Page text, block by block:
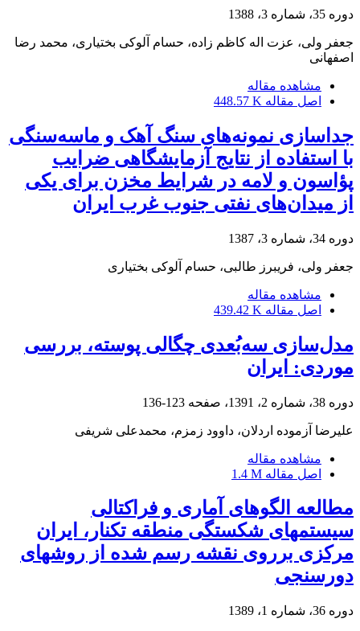
دوره 35، شماره 3، 1388
جعفر ولی، عزت اله کاظم زاده، حسام آلوکی بختیاری، محمد رضا
اصفهانی
مشاهده مقاله
اصل مقاله 448.57 K
جداسازی نمونه‌های سنگ آهک و ماسه‌سنگی
با استفاده از نتایج آزمایشگاهی ضرایب
پؤاسون و لامه در شرایط مخزن برای یکی
از میدان‌های نفتی جنوب غرب ایران
دوره 34، شماره 3، 1387
جعفر ولی، فریبرز طالبی، حسام آلوکی بختیاری
مشاهده مقاله
اصل مقاله 439.42 K
مدل‌سازی سه‌بُعدی چگالی پوسته، بررسی
موردی: ایران
دوره 38، شماره 2، 1391، صفحه 123-136
علیرضا آزموده اردلان، داوود زمزم، محمدعلی شریفی
مشاهده مقاله
اصل مقاله 1.4 M
مطالعه الگوهای آماری و فراکتالی
سیستمهای شکستگی منطقه تکنار، ایران
مرکزی بر‌روی نقشه رسم شده از روشهای
دورسنجی
دوره 36، شماره 1، 1389